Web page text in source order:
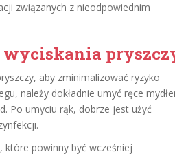
związanych z nieodpowiednim
wyciskania
aby zminimalizować ryzyko
należy dokładnie umyć ręce
Po umyciu rąk, dobrze jest użyć
które powinny być wcześniej